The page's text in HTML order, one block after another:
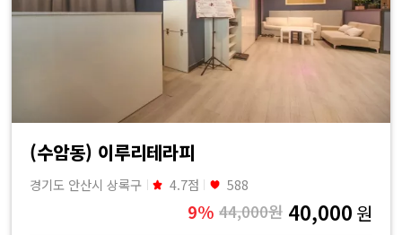
(수암동) 이루리테라피
경기도 안산시 상록구 4.7점 588
9% 44,000원 40,000 원